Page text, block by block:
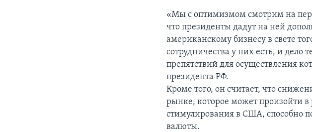
«Мы с оптимизмом смотрим на
что президенты дадут на ней
американскому бизнесу в свете
сотрудничества у них есть, и дело
препятствий для осуществления
президента РФ.
Кроме того, он считает, что
рынке, которое может произойти в
стимулирования в США, способно
валюты.